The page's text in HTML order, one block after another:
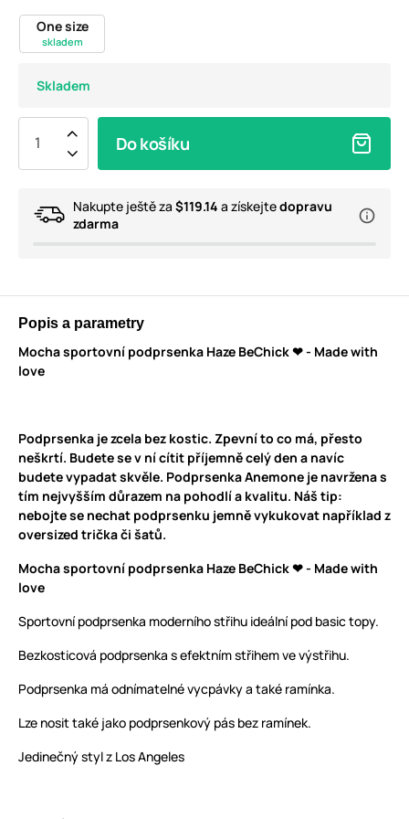
One size
skladem
Skladem
Do košíku
Nakupte ještě za $119.14 a získejtedopravu
zdarma
Popis a parametry
Mocha sportovní podprsenka Haze BeChick ❤ - Made with
love
Podprsenka je zcela bez kostic. Zpevní to co má, přesto
neškrtí. Budete se v ní cítit příjemně celý den a navíc
budete vypadat skvěle. Podprsenka Anemone je navržena s
tím nejvyšším důrazem na pohodlí a kvalitu. Náš tip:
nebojte se nechat podprsenku jemně vykukovat například z
oversized trička či šatů.
Mocha sportovní podprsenka Haze BeChick ❤ - Made with
love
Sportovní podprsenka moderního střihu ideální pod basic topy.
Bezkosticová podprsenka s efektním střihem ve výstřihu.
Podprsenka má odnímatelné vycpávky a také ramínka.
Lze nosit také jako podprsenkový pás bez ramínek.
Jedinečný styl z Los Angeles